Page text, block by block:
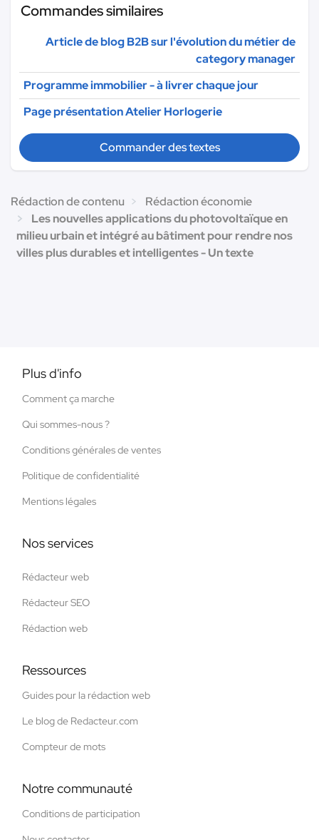
Commandes similaires
Article de blog B2B sur l'évolution du métier de
category manager
Programme immobilier - à livrer chaque jour
Page présentation Atelier Horlogerie
Commander des textes
Rédaction de contenu
Rédaction économie
Les nouvelles applications du photovoltaïque en
milieu urbain et intégré au bâtiment pour rendre nos
villes plus durables et intelligentes - Un texte
Plus d'info
Comment ça marche
Qui sommes-nous ?
Conditions générales de ventes
Politique de confidentialité
Mentions légales
Nos services
Rédacteur web
Rédacteur SEO
Rédaction web
Ressources
Guides pour la rédaction web
Le blog de Redacteur.com
Compteur de mots
Notre communauté
Conditions de participation